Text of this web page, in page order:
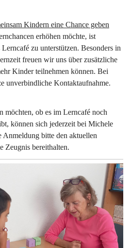
Kindern eine Chance geben
erhöhen möchte, ist
zu unterstützen. Besonders in
freuen wir uns über zusätzliche
Kinder teilnehmen können. Bei
unverbindliche Kontaktaufnahme.
möchten, ob es im Lerncafé noch
können sich jederzeit bei Michele
bitte den aktuellen
Zeugnis bereithalten.